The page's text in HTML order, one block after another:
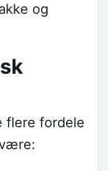
og
flere fordele